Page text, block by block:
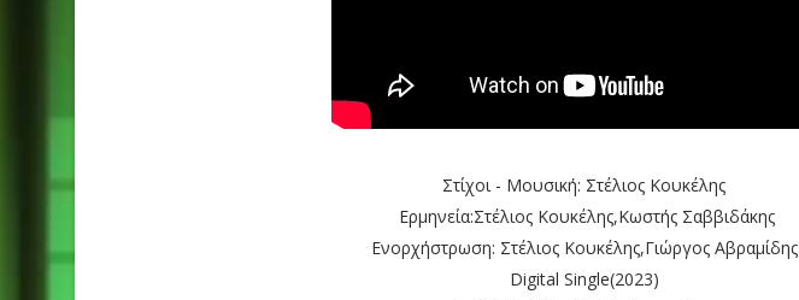
Στίχοι - Μουσική: Στέλιος Κουκέλης
Ερμηνεία:Στέλιος Κουκέλης,Κωστής Σαββιδάκης
Ενορχήστρωση: Στέλιος Κουκέλης,Γιώργος Αβραμίδης
Digital Single(2023)